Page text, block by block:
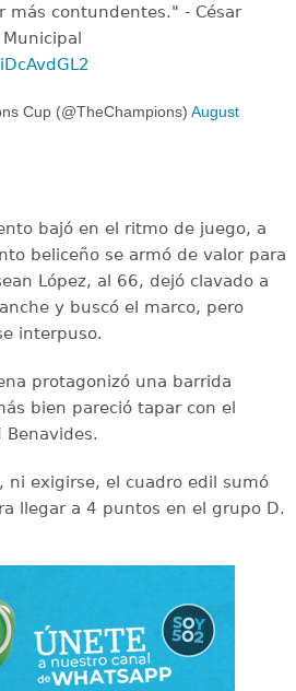
más contundentes." - César
Cup (@TheChampions) August
bajó en el ritmo de juego, a
beliceño se armó de valor para
López, al 66, dejó clavado a
y buscó el marco, pero
interpuso.
protagonizó una barrida
bien pareció tapar con el
Benavides.
ni exigirse, el cuadro edil sumó
llegar a 4 puntos en el grupo D.